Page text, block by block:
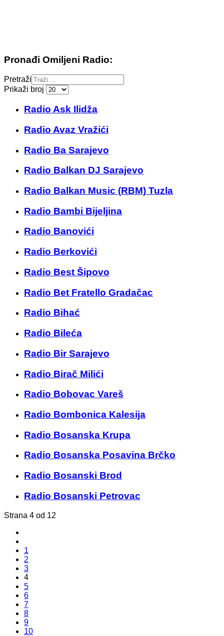
Pronađi Omiljeni Radio:
Pretraži
Prikaži broj
Radio Ask Ilidža
Radio Avaz Vražići
Radio Ba Sarajevo
Radio Balkan DJ Sarajevo
Radio Balkan Music (RBM) Tuzla
Radio Bambi Bijeljina
Radio Banovići
Radio Berkovići
Radio Best Šipovo
Radio Bet Fratello Gradačac
Radio Bihać
Radio Bileća
Radio Bir Sarajevo
Radio Birač Milići
Radio Bobovac Vareš
Radio Bombonica Kalesija
Radio Bosanska Krupa
Radio Bosanska Posavina Brčko
Radio Bosanski Brod
Radio Bosanski Petrovac
Strana 4 od 12
1
2
3
4
5
6
7
8
9
10